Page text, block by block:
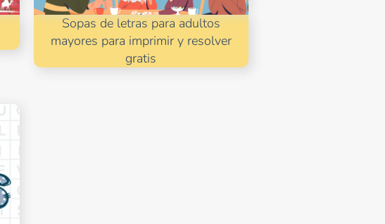
Sopas de letras para adultos
mayores para imprimir y resolver
gratis